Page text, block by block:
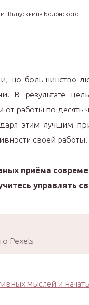
Выпускница Болонского
но большинство
В результате
работы по десять
этим лучшим
своей работы.
приёма
управлять
Pexels
мыслей и